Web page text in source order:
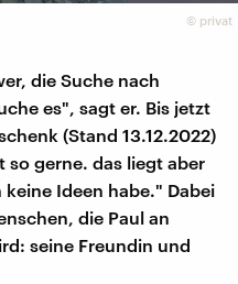
© privat
die Suche nach
es", sagt er. Bis jetzt
(Stand 13.12.2022)
so gerne. das liegt aber
Ideen habe." Dabei
die Paul an
seine Freundin und